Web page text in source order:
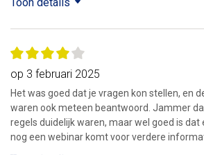
op 3 februari 2025
Het was goed dat je vragen kon stellen, en
waren ook meteen beantwoord. Jammer
regels duidelijk waren, maar wel goed is dat
nog een webinar komt voor verdere